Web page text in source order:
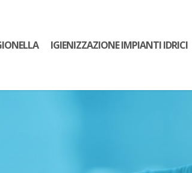
IGIENIZZAZIONE IMPIANTI IDRICI